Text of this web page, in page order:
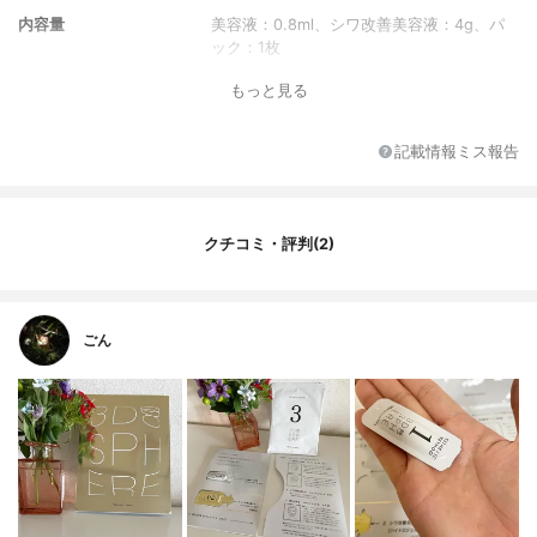
内容量
美容液：0.8ml、シワ改善美容液：4g、パ
ック：1枚
もっと見る
記載情報ミス報告
クチコミ・評判(2)
ごん